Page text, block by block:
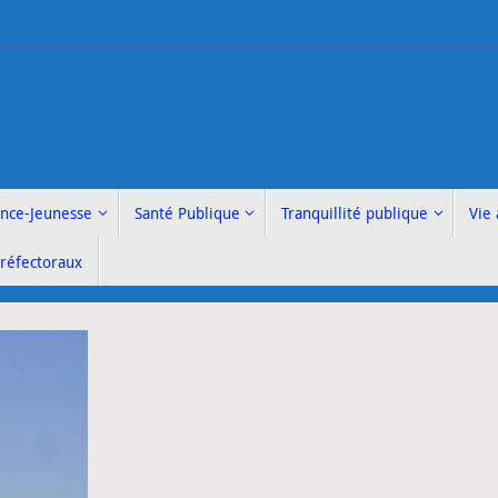
Jeunesse Santé Publique Tranquillité publique Vie